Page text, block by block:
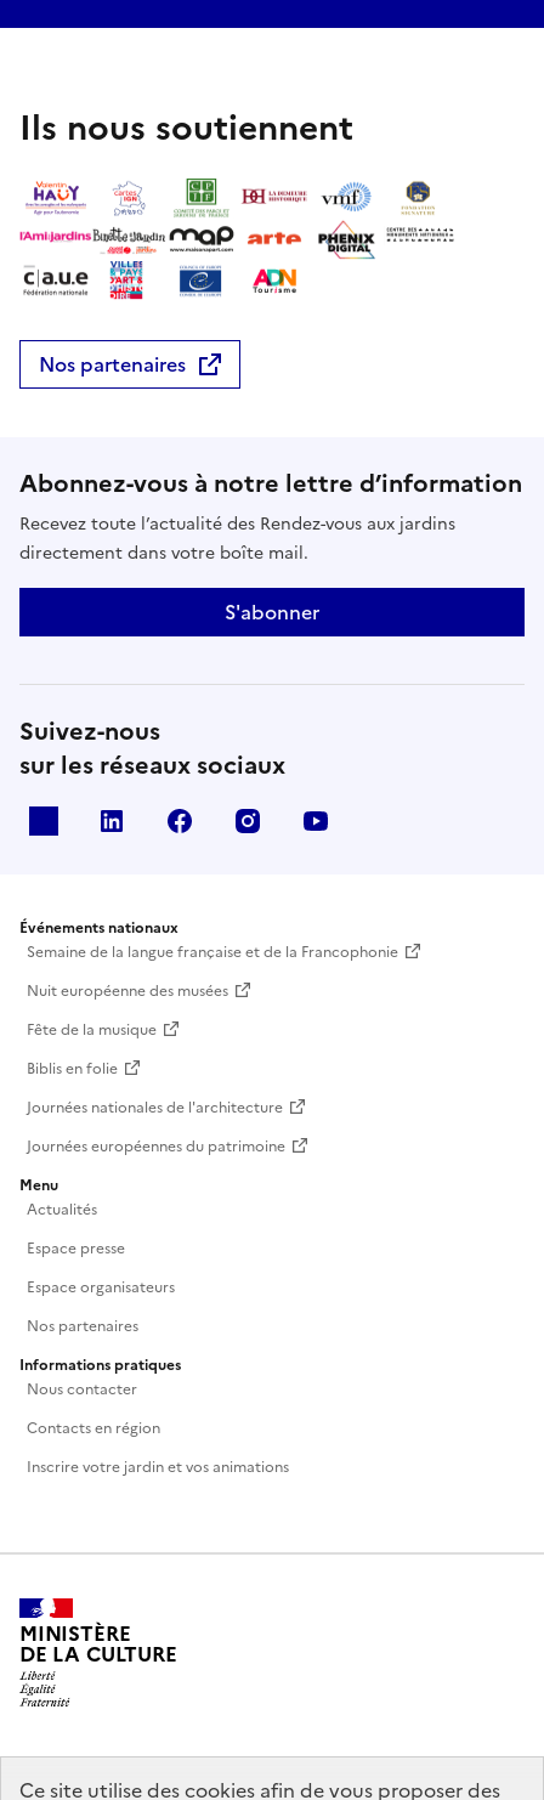
Ce site utilise des cookies afin de vous proposer des
Ils nous soutiennent
Nos partenaires
Abonnez-vous à notre lettre d’information
Recevez toute l’actualité des Rendez-vous aux jardins
directement dans votre boîte mail.
S'abonner
Suivez-nous
sur les réseaux sociaux
Linkedin Facebook Instagram
Événements nationaux
Semaine de la langue française et de la Francophonie
Nuit européenne des musées
Fête de la musique
Biblis en folie
Journées nationales de l'architecture
Journées européennes du patrimoine
Menu
Actualités
Espace presse
Espace organisateurs
Nos partenaires
Informations pratiques
Nous contacter
Contacts en région
Inscrire votre jardin et vos animations
MINISTÈRE
DE LA CULTURE
legifrance.gouv.fr info.gouv.fr